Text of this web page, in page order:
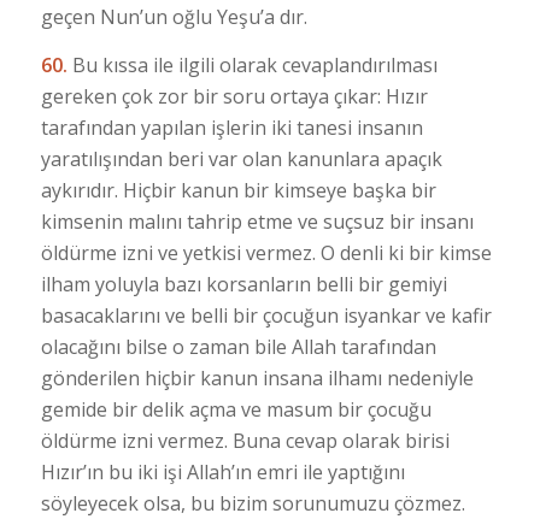
geçen Nun’un oğlu Yeşu’a dır.
60. Bu kıssa ile ilgili olarak cevaplandırılması
gereken çok zor bir soru ortaya çıkar: Hızır
tarafından yapılan işlerin iki tanesi insanın
yaratılışından beri var olan kanunlara apaçık
aykırıdır. Hiçbir kanun bir kimseye başka bir
kimsenin malını tahrip etme ve suçsuz bir insanı
öldürme izni ve yetkisi vermez. O denli ki bir kimse
ilham yoluyla bazı korsanların belli bir gemiyi
basacaklarını ve belli bir çocuğun isyankar ve kafir
olacağını bilse o zaman bile Allah tarafından
gönderilen hiçbir kanun insana ilhamı nedeniyle
gemide bir delik açma ve masum bir çocuğu
öldürme izni vermez. Buna cevap olarak birisi
Hızır’ın bu iki işi Allah’ın emri ile yaptığını
söyleyecek olsa, bu bizim sorunumuzu çözmez.